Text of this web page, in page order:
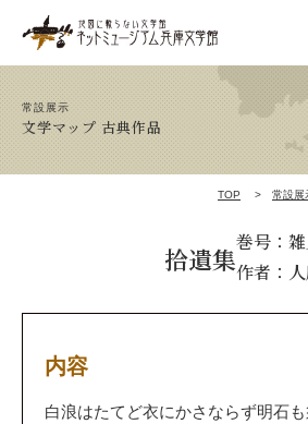
常設展示
文学マップ 古典作品
TOP 常設展
拾遺集
巻号：
作者：
内容
白浪はたてど衣にかさならず明石